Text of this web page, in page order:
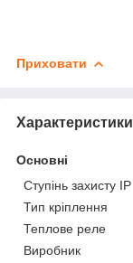
Приховати
Характеристики
Основні
Ступінь захисту IP
Тип кріплення
Теплове реле
Виробник